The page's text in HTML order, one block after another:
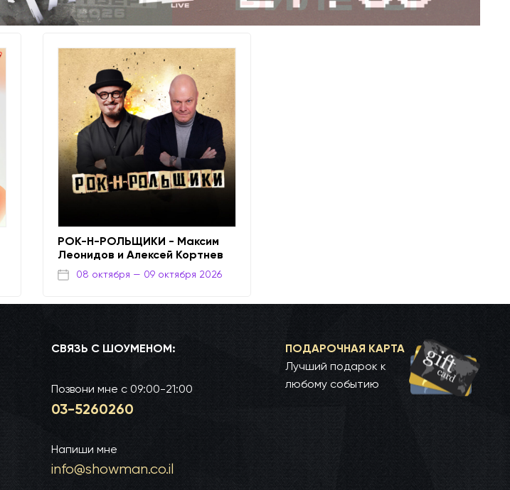
РОК-Н-РОЛЬЩИКИ - Максим
Леонидов и Алексей Кортнев
08 октября — 09 октября 2026
СВЯЗЬ С ШОУМЕНОМ:
Позвони мне с 09:00-21:00
03-52­60­260
Напиши мне
info@show­man.co.il
ПОДАРОЧНАЯ КАРТА
Лучший подарок к
любому событию